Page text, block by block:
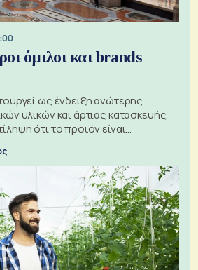
όμιλοι και brands
ως ένδειξη ανώτερης
υλικών και άρτιας κατασκευής,
ότι το προϊόν είναι